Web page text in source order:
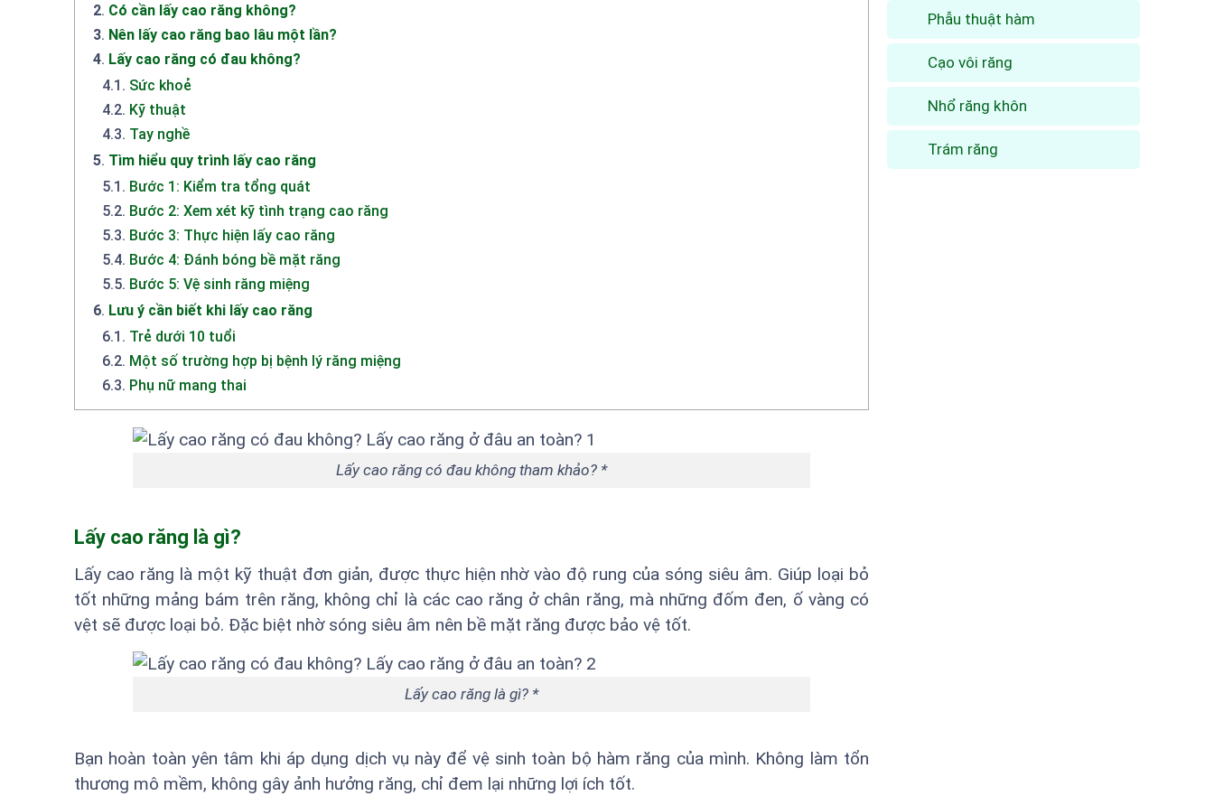
2. Có cần lấy cao răng không?
3. Nên lấy cao răng bao lâu một lần?
4. Lấy cao răng có đau không?
4.1 . Sức khoẻ
4.2. Kỹ thuật
4.3. Tay nghề
5. Tìm hiểu quy trình lấy cao răng
5.1 . Bước 1: Kiểm tra tổng quát
5.2. Bước 2: Xem xét kỹ tình trạng cao răng
5.3. Bước 3: Thực hiện lấy cao răng
5.4. Bước 4: Đánh bóng bề mặt răng
5.5. Bước 5: Vệ sinh răng miệng
6. Lưu ý cần biết khi lấy cao răng
6.1 . Trẻ dưới 10 tuổi
6.2. Một số trường hợp bị bệnh lý răng miệng
6.3. Phụ nữ mang thai
Lấy cao răng có đau không tham khảo? *
Lấy cao răng là gì?
Lấy cao răng là một kỹ thuật đơn giản, được thực hiện nhờ vào độ rung của sóng siêu âm. Giúp loại bỏ
tốt những mảng bám trên răng, không chỉ là các cao răng ở chân răng, mà những đốm đen, ố vàng có
vệt sẽ được loại bỏ. Đặc biệt nhờ sóng siêu âm nên bề mặt răng được bảo vệ tốt.
Lấy cao răng là gì? *
Bạn hoàn toàn yên tâm khi áp dụng dịch vụ này để vệ sinh toàn bộ hàm răng của mình. Không làm tổn
thương mô mềm, không gây ảnh hưởng răng, chỉ đem lại những lợi ích tốt.
Phẫu thuật hàm
Cạo vôi răng
Nhổ răng khôn
Trám răng